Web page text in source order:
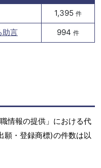
1,395 件
助言 994 件
情報の提供」における代
願・登録商標)の件数は以